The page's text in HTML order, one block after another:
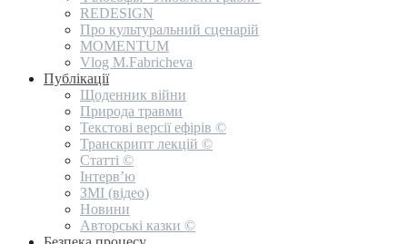
REDESIGN
Про культуральний сценарій
MOMENTUM
Vlog M.Fabricheva
Публікації
Щоденник війни
Природа травми
Текстові версії ефірів ©
Транскрипт лекцій ©
Статті ©
Інтерв’ю
ЗМІ (відео)
Новини
Авторські казки ©